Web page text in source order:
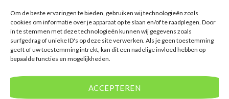
Om de beste ervaringen te bieden, gebruiken wij technologieën zoals
cookies om informatie over je apparaat op te slaan en/of te raadplegen. Door
in te stemmen met deze technologieën kunnen wij gegevens zoals
surfgedrag of unieke ID's op deze site verwerken. Als je geen toestemming
geeft of uw toestemming intrekt, kan dit een nadelige invloed hebben op
bepaalde functies en mogelijkheden.
ACCEPTEREN
Het aanbod van accommodaties op vakantieall-
inclusive.nl is erg goed. Van luxe resorts tot
budgetvriendelijke hotels, de site biedt een breed
eenvoudig om accommodaties te vinden die
aansluiten bij mijn voorkeuren en budget.